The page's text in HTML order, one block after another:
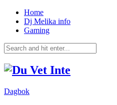
Home
Dj Melika info
Gaming
Dagbok